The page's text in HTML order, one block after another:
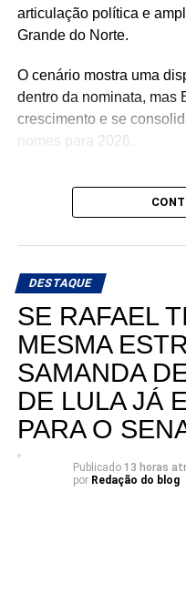
articulação política e
Grande do Norte.
O cenário mostra uma
dentro da nominata, mas
crescimento e se
nomes para 2026.
DESTAQUE
SE RAFAEL
MESMA
SAMANDA
DE LULA JÁ
PARA O
Publicado 13 horas
por Redação do blog